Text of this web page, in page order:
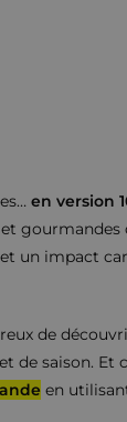
en version
gourmandes
un impact
de
de saison. Et
en